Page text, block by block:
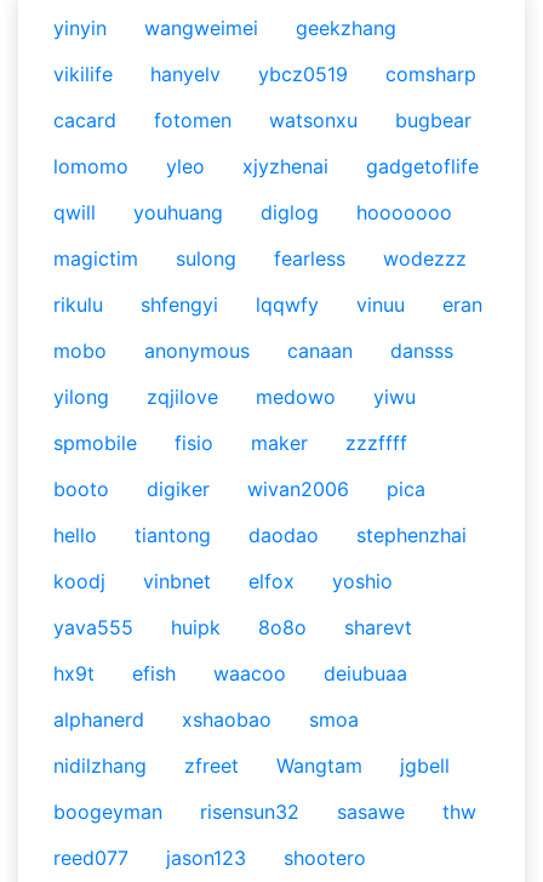
yinyin wangweimei
geekzhang
vikilife
hanyelv ybcz0519
comsharp
cacard
fotomen watsonxu
bugbear
lomomo
yleo xjyzhenai
gadgetoflife
qwill
youhuang diglog
hooooooo
magictim
sulong fearless
wodezzz
rikulu
shfengyi lqqwfy vinuu
eran
mobo
anonymous canaan
dansss
yilong
zqjilove medowo
yiwu
spmobile
fisio maker
zzzffff
booto
digiker wivan2006
pica
hello
tiantong daodao
stephenzhai
koodj
vinbnet elfox
yoshio
yava555
huipk 8o8o
sharevt
hx9t
efish waacoo
deiubuaa
alphanerd
xshaobao
smoa
nidilzhang
zfreet Wangtam
jgbell
boogeyman
risensun32 sasawe
thw
reed077
jason123 shootero